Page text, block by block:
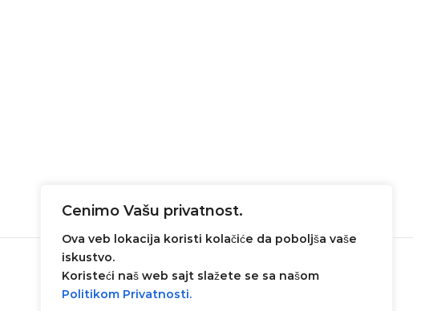
Cenimo Vašu privatnost.
Ova veb lokacija koristi kolačiće da poboljša vaše
iskustvo.
Koristeći naš web sajt slažete se sa našom
Politikom Privatnosti.